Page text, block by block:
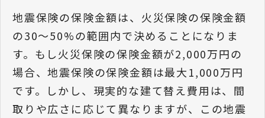
地震保険の保険金額は、火災保険の保険金額
の30〜50%の範囲内で決めることになりま
す。もし火災保険の保険金額が2,000万円の
場合、地震保険の保険金額は最大1,000万円
です。しかし、現実的な建て替え費用は、間
取りや広さに応じて異なりますが、この地震